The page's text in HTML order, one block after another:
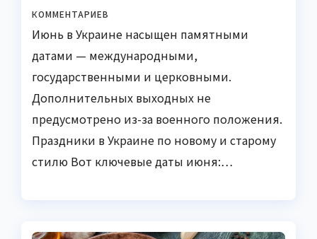
КОММЕНТАРИЕВ
Июнь в Украине насыщен памятными
датами — международными,
государственными и церковными.
Дополнительных выходных не
предусмотрено из-за военного положения.
Праздники в Украине по новому и старому
стилю Вот ключевые даты июня:…